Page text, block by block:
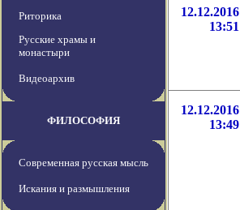
Риторика
Русские храмы и
монастыри
Видеоархив
ФИЛОСОФИЯ
Современная русская мысль
Искания и размышления
12.12.2016
13:51
12.12.2016
13:49